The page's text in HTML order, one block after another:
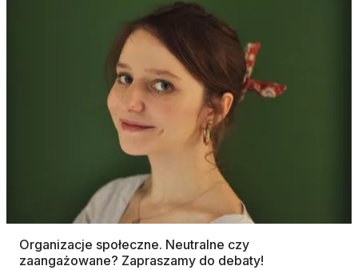
Organizacje społeczne. Neutralne czy
zaangażowane? Zapraszamy do debaty!